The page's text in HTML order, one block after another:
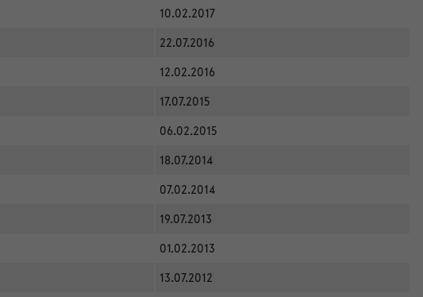
10.02.2017
22.07.2016
12.02.2016
17.07.2015
06.02.2015
18.07.2014
07.02.2014
19.07.2013
01.02.2013
13.07.2012